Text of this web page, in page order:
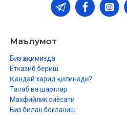
Маълумот
Биз ҳақимизда
Етказиб бериш
Қандай харид қилинади?
Талаб ва шартлар
Махфийлик сиёсати
Биз билан боғланиш